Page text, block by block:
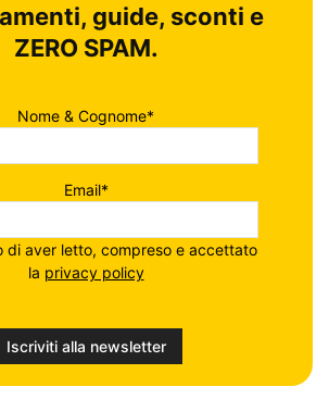
guide, sconti e
ZERO SPAM.
Nome & Cognome*
Email*
di aver letto, compreso e accettato
la privacy policy